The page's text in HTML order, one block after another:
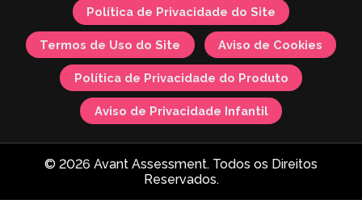
Política de Privacidade do Site
Termos de Uso do Site Aviso de Cookies
Política de Privacidade do Produto
Aviso de Privacidade Infantil
© 2026 Avant Assessment. Todos os Direitos
Reservados.